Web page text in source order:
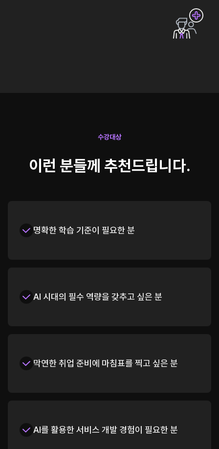
수강대상
이런 분들께 추천드립니다.
명확한 학습 기준이 필요한 분
AI 시대의 필수 역량을 갖추고 싶은 분
막연한 취업 준비에 마침표를 찍고 싶은 분
AI를 활용한 서비스 개발 경험이 필요한 분